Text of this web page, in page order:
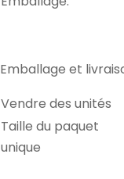
Emballage et
Vendre des unités
Taille du paquet
unique